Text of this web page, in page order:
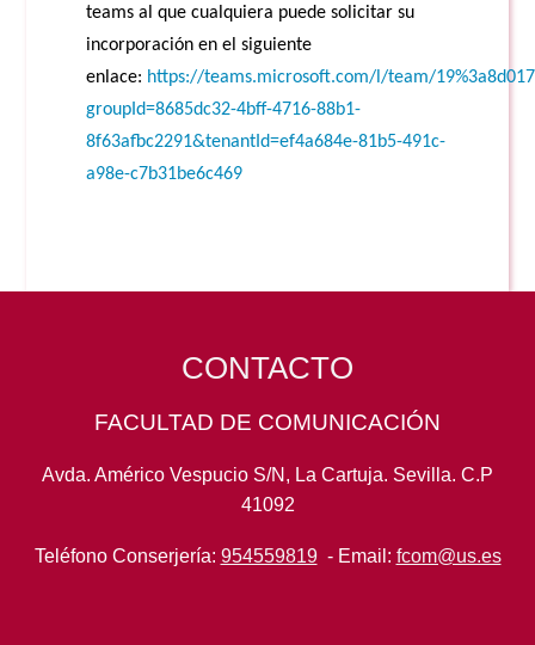
teams al que cualquiera puede solicitar su
incorporación en el siguiente
enlace: https://teams.microsoft.com/l/team/
groupId=8685dc32-4bff-4716-88b1-
8f63afbc2291&tenantId=ef4a684e-81b5-491c-
a98e-c7b31be6c469
CONTACTO
FACULTAD DE COMUNICACIÓN
Avda. Américo Vespucio S/N, La Cartuja. Sevilla. C.P
41092
Teléfono Conserjería: 954559819- Email: fcom@us.es